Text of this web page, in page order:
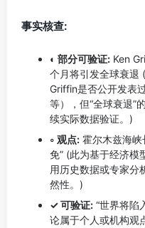
事实核查:
◐ 部分可验证: Ken
个月将引发全球衰退
Griffin是否公开发表
等），但“全球衰退”
续实际数据验证。)
◦ 观点: 霍尔木兹海峡
免” (此为基于经济模
用历史数据或专家分
然性。)
✓ 可验证: “世界将陷
论属于个人或机构观